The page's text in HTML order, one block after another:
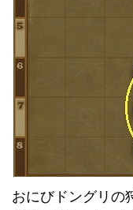
おにびドングリの